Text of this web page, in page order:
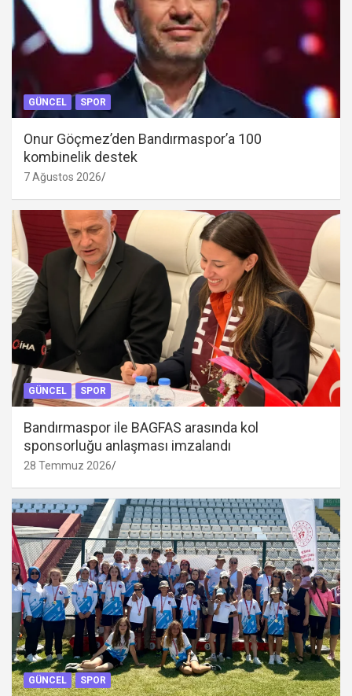
GÜNCEL SPOR
Onur Göçmez’den Bandırmaspor’a 100
kombinelik destek
7 Ağustos 2026
GÜNCEL SPOR
Bandırmaspor ile BAGFAS arasında kol
sponsorluğu anlaşması imzalandı
28 Temmuz 2026
GÜNCEL SPOR